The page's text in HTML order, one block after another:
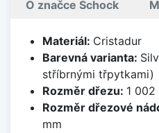
O značce Schock
Materiál: Cristadur
Barevná varianta:
stříbrnými třpytkami)
Rozměr dřezu: 1
Rozměr dřezové
mm